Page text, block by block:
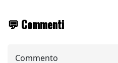
💬 Commenti